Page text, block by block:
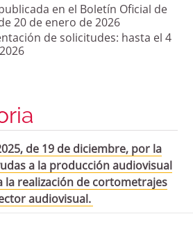
en el Boletín Oficial de
20 de enero de 2026
de solicitudes: hasta el 4
de 19 de diciembre, por la
a la producción audiovisual
la realización de cortometrajes
audiovisual.
visita. Si
rechaza estas
cookies,
algunas
funcionalidades
desaparecerán
de la web.